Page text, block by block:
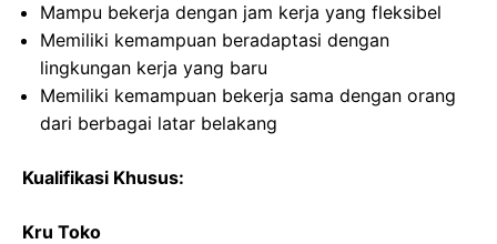
Mampu bekerja dengan jam kerja yang fleksibel
Memiliki kemampuan beradaptasi dengan
lingkungan kerja yang baru
Memiliki kemampuan bekerja sama dengan orang
dari berbagai latar belakang
Kualifikasi Khusus:
Kru Toko